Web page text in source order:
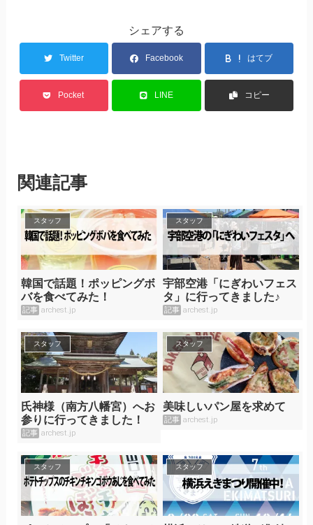
シェアする
Twitter Facebook はてブ
Pocket LINE コピー
関連記事
スタッフ
韓国で話題！ポッピングボ
バを食べてみた！
記事 archest.jp
スタッフ
宇部空港「にぎわいフェス
タ」に行ってきました♪
記事 archest.jp
スタッフ
氏神様（南方八幡宮）へお
参りに行ってきました！
記事 archest.jp
スタッフ
美味しいパン屋を求めて
記事 archest.jp
スタッフ スタッフ